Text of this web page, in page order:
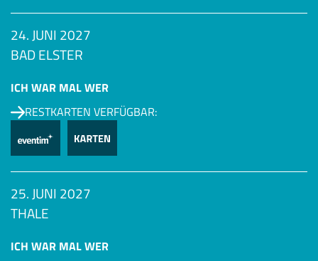
24. JUNI 2027
BAD ELSTER
ICH WAR MAL WER
RESTKARTEN VERFÜGBAR:
25. JUNI 2027
THALE
ICH WAR MAL WER